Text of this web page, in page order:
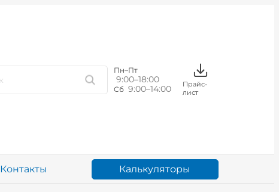
Пн–Пт
9:00–18:00
Сб 9:00–14:00
Прайс-
лист
Контакты Калькуляторы